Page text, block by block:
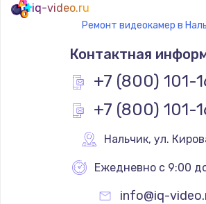
iq-video.ru
Ремонт видеокамер в
Контактная
+7 (800) 101-
+7 (800) 101-
Нальчик, ул.
Ежедневно с 9:00
info@iq-